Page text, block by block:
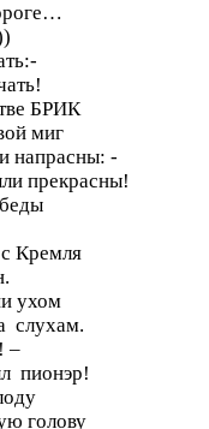
БРИК
миг
напрасны: -
прекрасны!
Кремля
ухом
слухам.
–
пионэр!
голову